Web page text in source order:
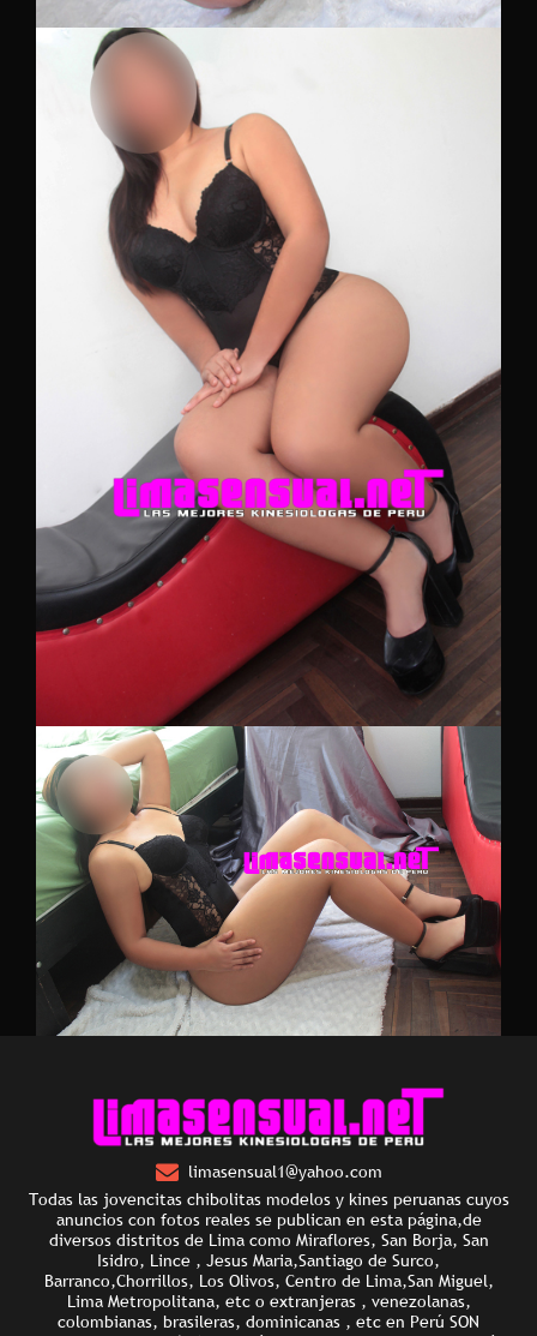
limasensual1@yahoo.com
Todas las jovencitas chibolitas modelos y kines peruanas cuyos
anuncios con fotos reales se publican en esta página,de
diversos distritos de Lima como Miraflores, San Borja, San
Isidro, Lince , Jesus Maria,Santiago de Surco,
Barranco,Chorrillos, Los Olivos, Centro de Lima,San Miguel,
Lima Metropolitana, etc o extranjeras , venezolanas,
colombianas, brasileras, dominicanas , etc en Perú SON